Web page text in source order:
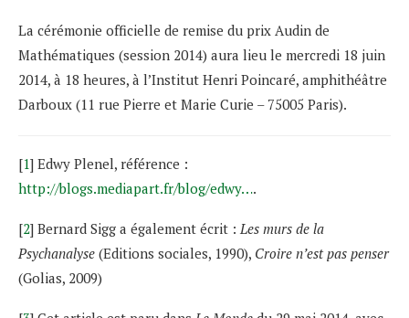
La cérémonie officielle de remise du prix Audin de
Mathématiques (session 2014) aura lieu le mercredi 18 juin
2014, à 18 heures, à l’Institut Henri Poincaré, amphithéâtre
Darboux (11 rue Pierre et Marie Curie – 75005 Paris).
[1] Edwy Plenel, référence :
http://blogs.mediapart.fr/blog/edwy….
[2] Bernard Sigg a également écrit : Les murs de la
Psychanalyse (Editions sociales, 1990), Croire n’est pas penser
(Golias, 2009)